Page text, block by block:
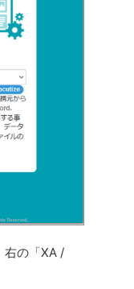
右の「XA /